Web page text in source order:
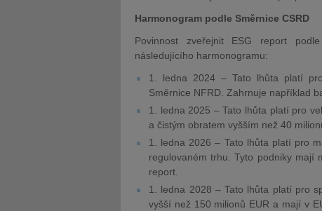
Harmonogram podle Směrnice CSRD
Povinnost zveřejnit ESG report
následujícího harmonogramu:
1. ledna 2024 – Tato lhůta platí
Směrnice NFRD. Zahrnuje například
1. ledna 2025 – Tato lhůta platí pro
a čistým obratem vyšším než 40
1. ledna 2026 – Tato lhůta platí pro
regulovaném trhu. Tyto podniky mají
report.
1. ledna 2028 – Tato lhůta platí pro
vyšší než 150 milionů EUR a mají v